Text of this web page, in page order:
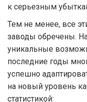
к серьезным
Тем не менее, все
заводы обречены.
уникальные
последние годы
успешно
на новый уровень
статистикой: